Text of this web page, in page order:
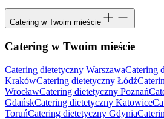
Catering w Twoim mieście
Catering w Twoim mieście
Catering dietetyczny WarszawaCatering
KrakówCatering dietetyczny Łódź
WrocławCatering dietetyczny Poznań
GdańskCatering dietetyczny Katowice
ToruńCatering dietetyczny Gdynia